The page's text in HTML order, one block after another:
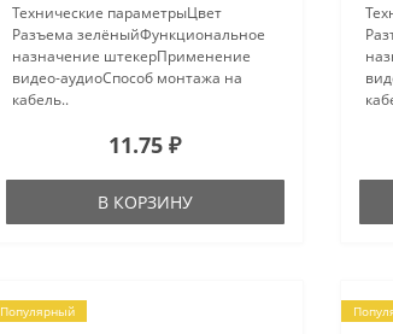
Технические параметрыЦвет
Разъема зелёныйФункциональное
назначение штекерПрименение
видео-аудиоСпособ монтажа на
кабель..
11.75 ₽
В КОРЗИНУ
Популярный